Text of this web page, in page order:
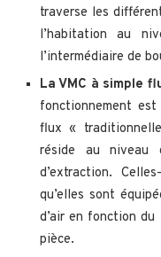
traverse les
l’habitation au
l’intermédiaire de
La VMC à simple
fonctionnement
flux «
réside au niveau
d’extraction.
qu’elles sont
d’air en fonction du
pièce.